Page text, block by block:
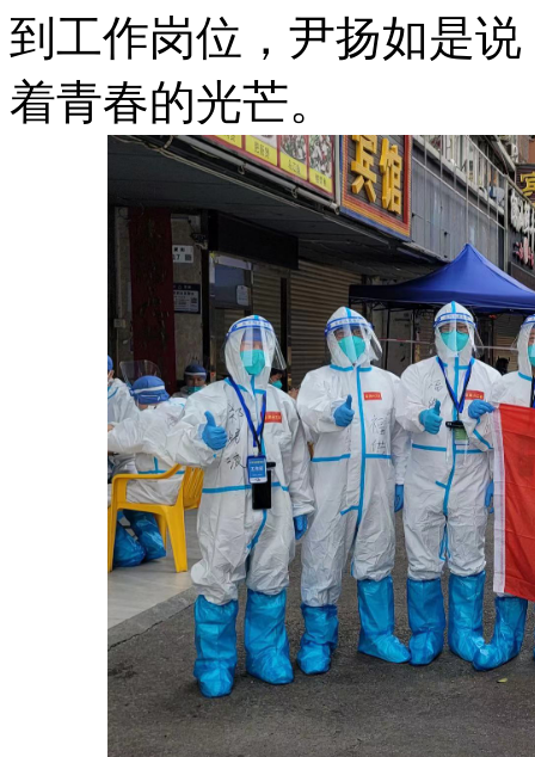
到工作岗位，尹扬如是
着青春的光芒。